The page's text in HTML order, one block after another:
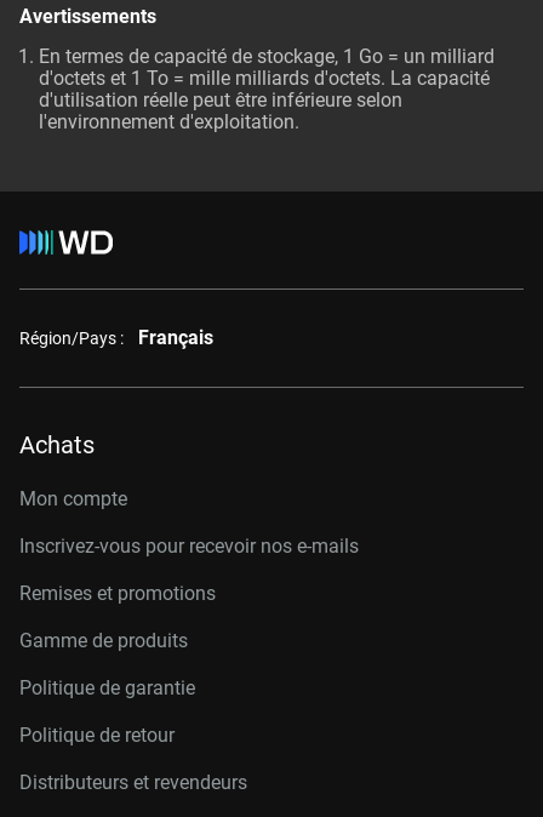
Avertissements
En termes de capacité de stockage, 1 Go = un milliard
d'octets et 1 To = mille milliards d'octets. La capacité
d'utilisation réelle peut être inférieure selon
l'environnement d'exploitation.
Région/Pays : Français
Achats
Mon compte
Inscrivez-vous pour recevoir nos e-mails
Remises et promotions
Gamme de produits
Politique de garantie
Politique de retour
Distributeurs et revendeurs